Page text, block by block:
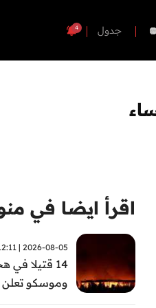
جدول 4
اقرأ ايضا في
2026-08-05 | 12:11
14 قتيلا
وموسكو تعلن